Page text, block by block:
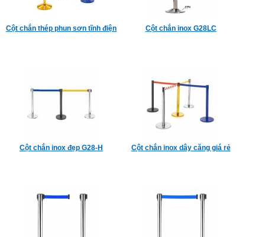
Cột chắn thép phun sơn tĩnh điện Cột chắn inox G28LC
Cột chắn inox đẹp G28-H Cột chắn inox dây căng giá rẻ